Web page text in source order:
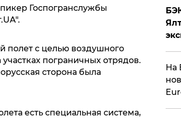
Госпогранслужбы
полет с целью воздушного
пограничных отрядов.
сторона была
есть специальная система,
На